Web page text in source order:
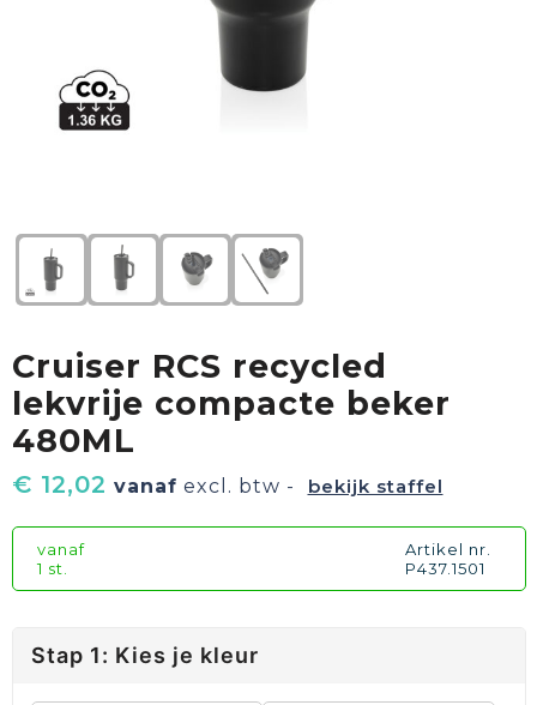
Paraplu's
Sport
Kinderen, Peuters & Baby's
Vrije tijd en Strand
Cruiser RCS recycled
lekvrije compacte beker
480ML
€ 12,02 vanaf excl. btw - bekijk staffel
vanaf
1 st.
Artikel nr.
P437.1501
Stap 1: Kies je kleur